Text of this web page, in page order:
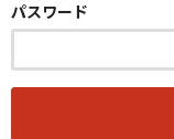
パスワード